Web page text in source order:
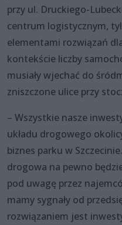
przy ul. Druckiego-
centrum logistycznym,
elementami rozwiązań
kontekście liczby
musiały wjechać do
zniszczone ulice przy
– Wszystkie nasze
układu drogowego
biznes parku w
drogowa na pewno
pod uwagę przez
mamy sygnały od
rozwiązaniem jest